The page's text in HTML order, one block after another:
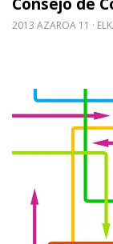
Consejo de
2013 AZAROA 11
Gehiago